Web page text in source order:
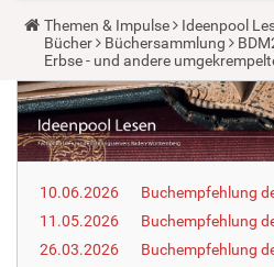
Y
o
u
a
r
e
h
e
r
:
Themen & Impulse Ideenpool
Bücher
Büchersammlung
Erbse - und andere
10.06.2026
Buchempfehlung
11.05.2026
Buchempfehlung
26.03.2026
Buchempfehlung